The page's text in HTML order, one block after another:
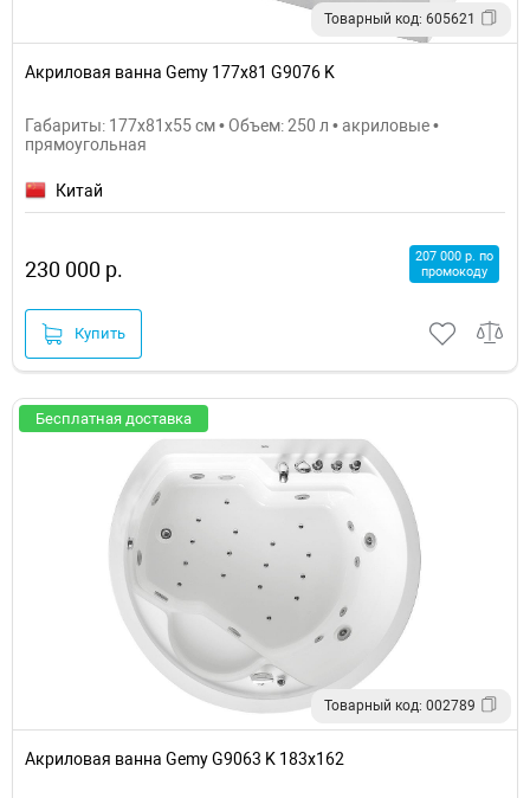
Товарный код: 605621
Акриловая ванна Gemy 177x81 G9076 K
Габариты: 177x81x55 см • Объем: 250 л • акриловые •
прямоугольная
Китай
230 000 р.
207 000 р. по
промокоду
Купить
Бесплатная доставка
Товарный код: 002789
Акриловая ванна Gemy G9063 K 183х162